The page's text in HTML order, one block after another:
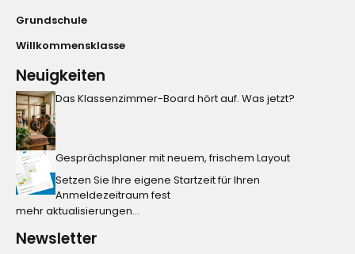
Grundschule
Willkommensklasse
Neuigkeiten
Das Klassenzimmer-Board hört auf. Was jetzt?
Gesprächsplaner mit neuem, frischem Layout
Setzen Sie Ihre eigene Startzeit für Ihren
Anmeldezeitraum fest
mehr aktualisierungen...
Newsletter